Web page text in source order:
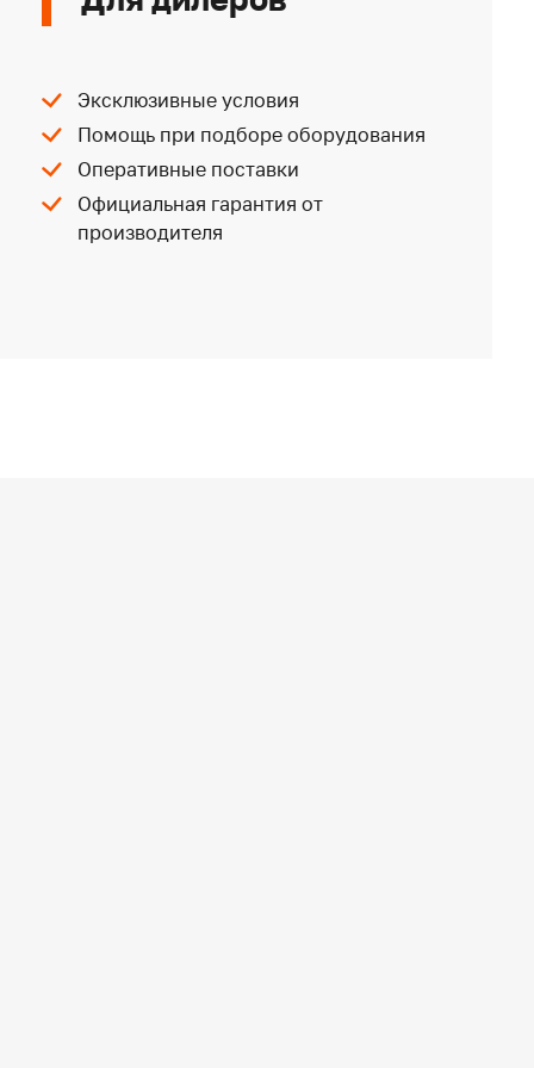
Эксклюзивные условия
Помощь при подборе оборудования
Оперативные поставки
Официальная гарантия от
производителя